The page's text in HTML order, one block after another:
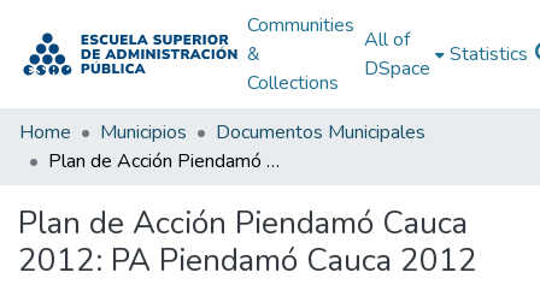
Communities
&
Collections
All of
DSpace
Statistics
Home Municipios
Documentos Municipales
Plan de Acción Piendamó Cauca 2012: PA Piendamó Cauca 2012
Plan de Acción Piendamó Cauca
2012: PA Piendamó Cauca 2012